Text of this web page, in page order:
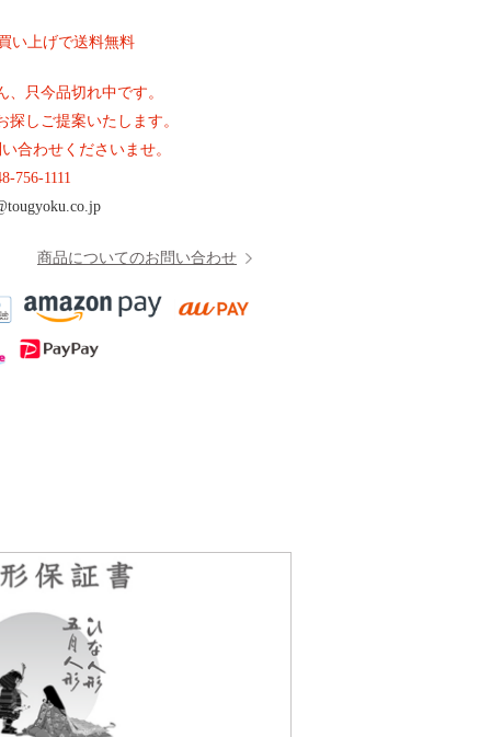
い上げで送料無料
、只今品切れ中です。
しご提案いたします。
合わせくださいませ。
756-1111
商品についてのお問い合わせ